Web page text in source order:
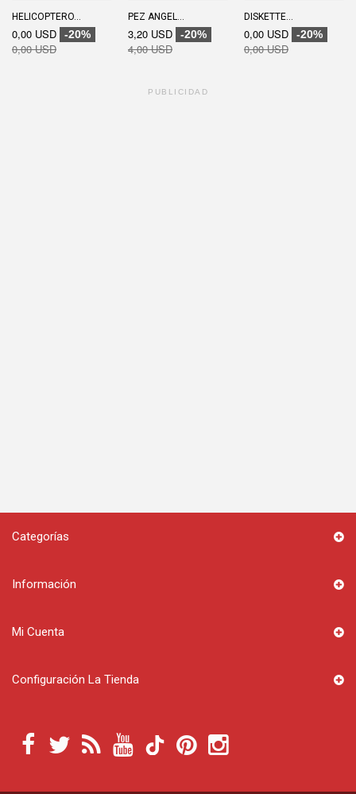
HELICOPTERO...
0,00 USD -20%
0,00 USD
PEZ ANGEL...
3,20 USD -20%
4,00 USD
DISKETTE...
0,00 USD -20%
0,00 USD
PUBLICIDAD
Categorías
Información
Mi Cuenta
Configuración La Tienda